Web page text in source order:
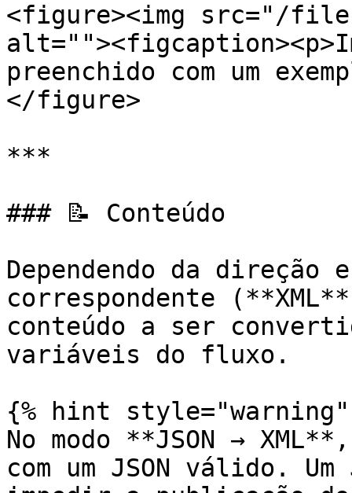
<figure><img src="/
preenchido com um
</figure>
***
### 📝 Conteúdo
Dependendo da direção
correspondente
conteúdo a ser
variáveis do fluxo.
{% hint style="warning"
No modo **JSON →
com um JSON válido.